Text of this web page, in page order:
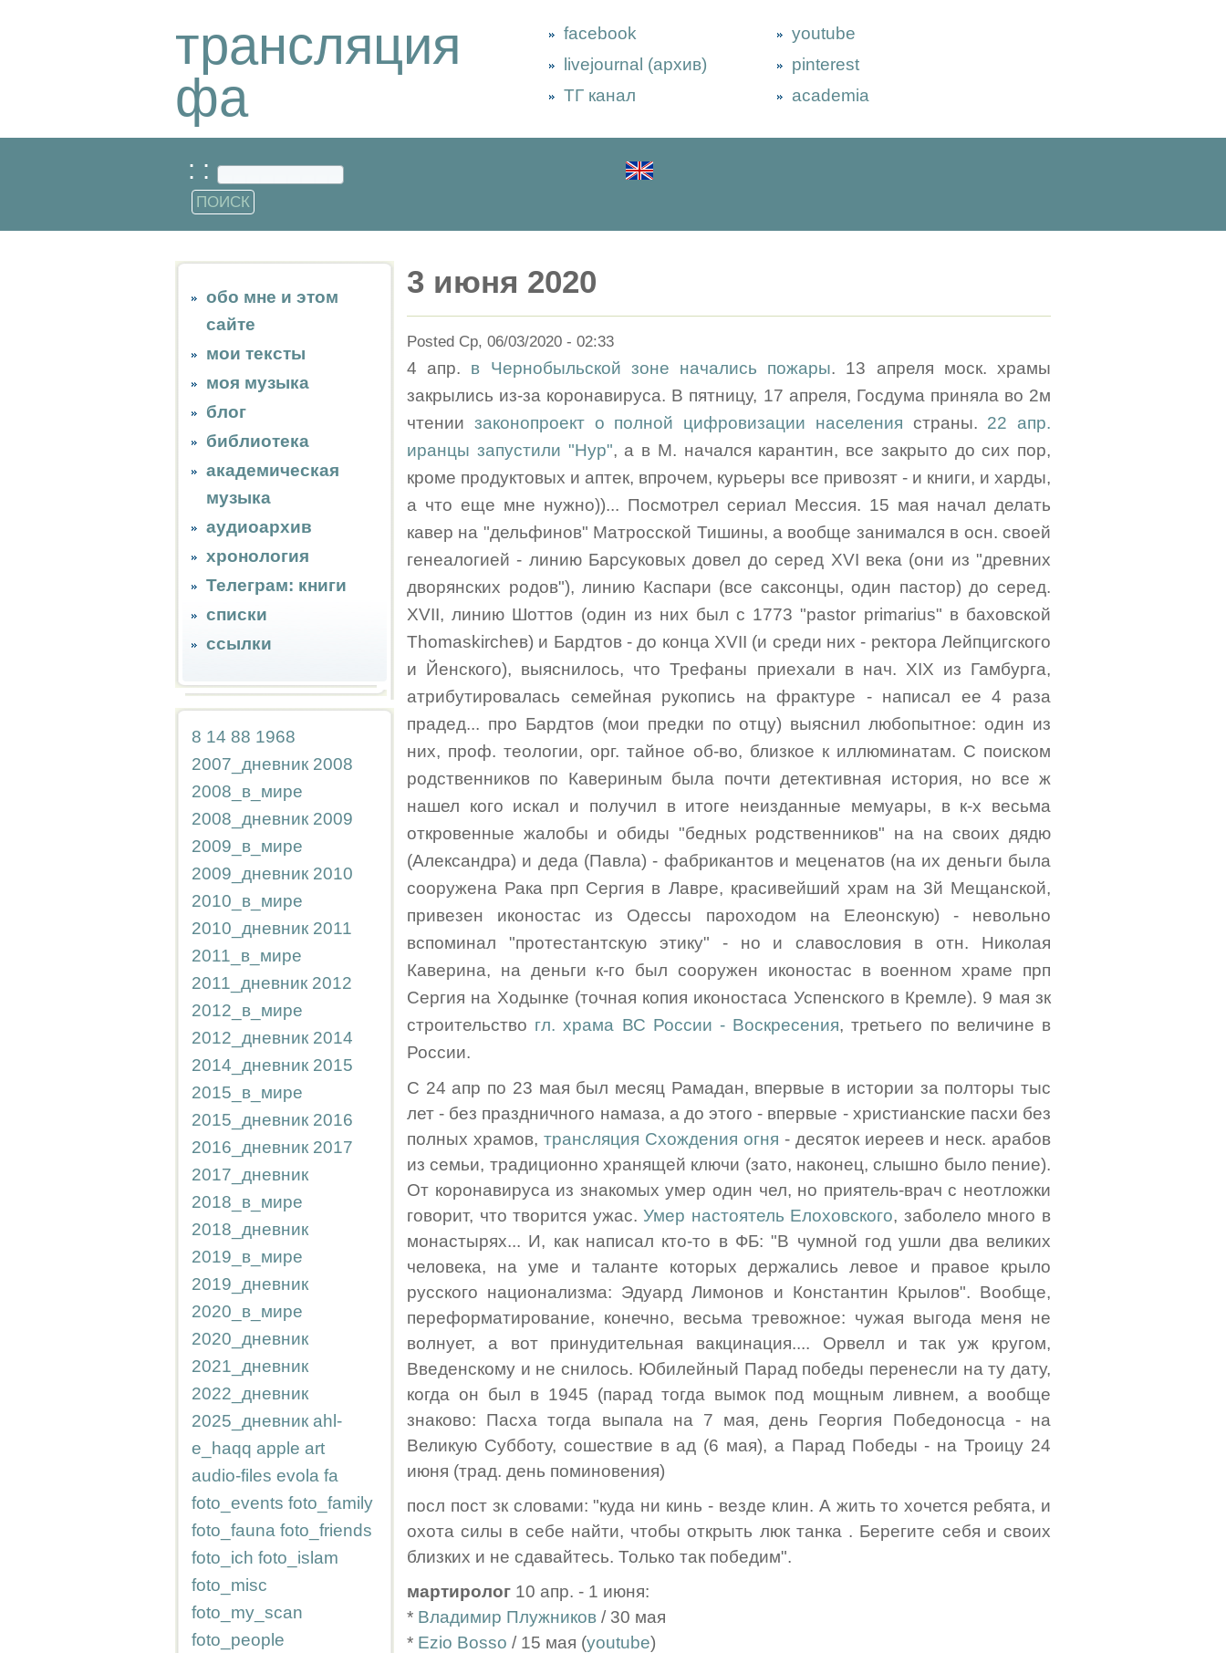
трансляция
фа
facebook
livejournal (архив)
ТГ канал
youtube
pinterest
academia
: :
обо мне и этом
сайте
мои тексты
моя музыка
блог
библиотека
академическая
музыка
аудиоархив
хронология
Телеграм: книги
списки
ссылки
8 14 88 1968
2007_дневник 2008
2008_в_мире
2008_дневник 2009
2009_в_мире
2009_дневник 2010
2010_в_мире
2010_дневник 2011
2011_в_мире
2011_дневник 2012
2012_в_мире
2012_дневник 2014
2014_дневник 2015
2015_в_мире
2015_дневник 2016
2016_дневник 2017
2017_дневник
2018_в_мире
2018_дневник
2019_в_мире
2019_дневник
2020_в_мире
2020_дневник
2021_дневник
2022_дневник
2025_дневник ahl-
e_haqq apple art
audio-files evola fa
foto_events foto_family
foto_fauna foto_friends
foto_ich foto_islam
foto_misc
foto_my_scan
foto_people
3 июня 2020
Posted Ср, 06/03/2020 - 02:33
4 апр. в Чернобыльской зоне начались пожары. 13 апреля моск. храмы
закрылись из-за коронавируса. В пятницу, 17 апреля, Госдума приняла во 2м
чтении законопроект о полной цифровизации населения страны. 22 апр.
иранцы запустили "Нур", а в М. начался карантин, все закрыто до сих пор,
кроме продуктовых и аптек, впрочем, курьеры все привозят - и книги, и харды,
а что еще мне нужно))... Посмотрел сериал Мессия. 15 мая начал делать
кавер на "дельфинов" Матросской Тишины, а вообще занимался в осн. своей
генеалогией - линию Барсуковых довел до серед XVI века (они из "древних
дворянских родов"), линию Каспари (все саксонцы, один пастор) до серед.
XVII, линию Шоттов (один из них был с 1773 "pastor primarius" в баховской
Thomaskircheв) и Бардтов - до конца XVII (и среди них - ректора Лейпцигского
и Йенского), выяснилось, что Трефаны приехали в нач. XIX из Гамбурга,
атрибутировалась семейная рукопись на фрактуре - написал ее 4 раза
прадед... про Бардтов (мои предки по отцу) выяснил любопытное: один из
них, проф. теологии, орг. тайное об-во, близкое к иллюминатам. С поиском
родственников по Кавериным была почти детективная история, но все ж
нашел кого искал и получил в итоге неизданные мемуары, в к-х весьма
откровенные жалобы и обиды "бедных родственников" на на своих дядю
(Александра) и деда (Павла) - фабрикантов и меценатов (на их деньги была
сооружена Рака прп Сергия в Лавре, красивейший храм на 3й Мещанской,
привезен иконостас из Одессы пароходом на Елеонскую) - невольно
вспоминал "протестантскую этику" - но и славословия в отн. Николая
Каверина, на деньги к-го был сооружен иконостас в военном храме прп
Сергия на Ходынке (точная копия иконостаса Успенского в Кремле). 9 мая зк
строительство гл. храма ВС России - Воскресения, третьего по величине в
России.
С 24 апр по 23 мая был месяц Рамадан, впервые в истории за полторы тыс
лет - без праздничного намаза, а до этого - впервые - христианские пасхи без
полных храмов, трансляция Схождения огня - десяток иереев и неск. арабов
из семьи, традиционно хранящей ключи (зато, наконец, слышно было пение).
От коронавируса из знакомых умер один чел, но приятель-врач с неотложки
говорит, что творится ужас.Умер настоятель Елоховского, заболело много в
монастырях... И, как написал кто-то в ФБ: "В чумной год ушли два великих
человека, на уме и таланте которых держались левое и правое крыло
русского национализма: Эдуард Лимонов и Константин Крылов". Вообще,
переформатирование, конечно, весьма тревожное: чужая выгода меня не
волнует, а вот принудительная вакцинация.... Орвелл и так уж кругом,
Введенскому и не снилось. Юбилейный Парад победы перенесли на ту дату,
когда он был в 1945 (парад тогда вымок под мощным ливнем, а вообще
знаково: Пасха тогда выпала на 7 мая, день Георгия Победоносца - на
Великую Субботу, сошествие в ад (6 мая), а Парад Победы - на Троицу 24
июня (трад. день поминовения)
посл пост зк словами: "куда ни кинь - везде клин. А жить то хочется ребята, и
охота силы в себе найти, чтобы открыть люк танка . Берегите себя и своих
близких и не сдавайтесь. Только так победим".
мартиролог 10 апр. - 1 июня:
* Владимир Плужников / 30 мая
* Ezio Bosso / 15 мая (youtube)